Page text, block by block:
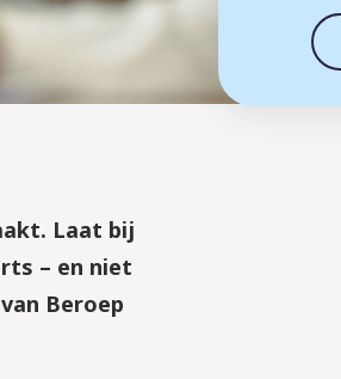
Laat bij
– en niet
Beroep